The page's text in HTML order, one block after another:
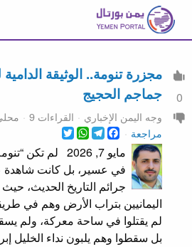
0
مجزرة تنومة.. الوثيقة
جماجم الحجيج
وجه اليمن الإخباري القراءات 9
مراجعة
Twitter
WhatsApp
Telegram
Facebook
مايو 7, 2026 لم
في عسير، بل كانت شاهدة
جرائم التاريخ الحديث،
اليمانيين بتراب الأرض وهم في
لم يقتلوا في ساحة معركة، ولم
بل سقطوا وهم يلبون نداء الخليل